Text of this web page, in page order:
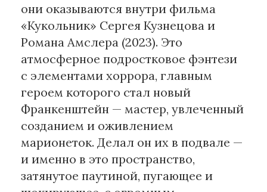
они оказываются внутри фильма
«Кукольник» Сергея Кузнецова и
Романа Амслера (2023). Это
атмосферное подростковое фэнтези
с элементами хоррора, главным
героем которого стал новый
Франкенштейн — мастер, увлеченный
созданием и оживлением
марионеток. Делал он их в подвале —
и именно в это пространство,
затянутое паутиной, пугающее и